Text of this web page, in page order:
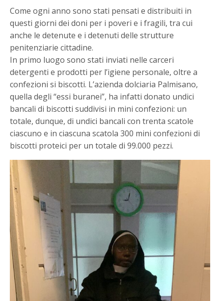
Come ogni anno sono stati pensati e distribuiti in
questi giorni dei doni per i poveri e i fragili, tra cui
anche le detenute e i detenuti delle strutture
penitenziarie cittadine.
In primo luogo sono stati inviati nelle carceri
detergenti e prodotti per l’igiene personale, oltre a
confezioni si biscotti. L’azienda dolciaria Palmisano,
quella degli “essi buranei”, ha infatti donato undici
bancali di biscotti suddivisi in mini confezioni: un
totale, dunque, di undici bancali con trenta scatole
ciascuno e in ciascuna scatola 300 mini confezioni di
biscotti proteici per un totale di 99.000 pezzi.